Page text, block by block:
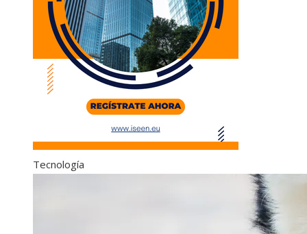
Tecnología